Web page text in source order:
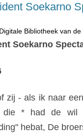
Soekarno
Bibliotheek van
Soekarno
zij - als ik naar
die * had de wil
hebat, De